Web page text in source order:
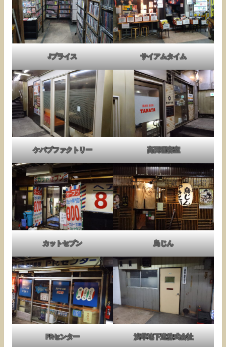
Jプライス サイアムタイム
ケバブファクトリー 高田理容室
カットセブン 鳥じん
PRセンター 浅草地下道株式会社